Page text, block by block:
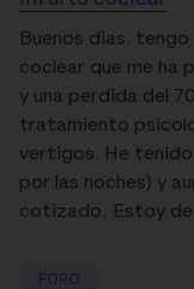
Buenos dias,
coclear que me ha
y una perdida del
tratamiento
vertigos, He
por las noches) y
cotizado. Estoy
FORO